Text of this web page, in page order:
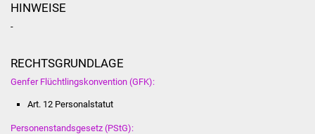
HINWEISE
-
RECHTSGRUNDLAGE
Genfer Flüchtlingskonvention (GFK):
Art. 12 Personalstatut
Personenstandsgesetz (PStG):